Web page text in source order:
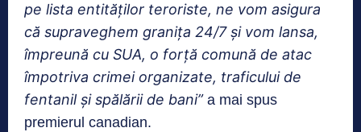
pe lista entităților teroriste, ne vom asigura
că supraveghem granița 24/7 și vom lansa,
împreună cu SUA, o forță comună de atac
împotriva crimei organizate, traficului de
fentanil și spălării de bani” a mai spus
premierul canadian.